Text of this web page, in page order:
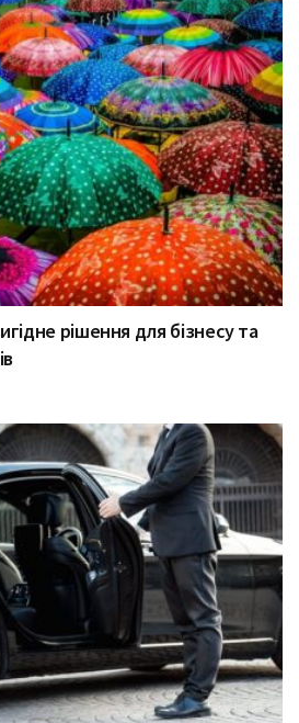
рішення для бізнесу та